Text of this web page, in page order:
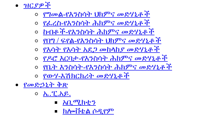
ዝርያዎች
የግመል-የእንስሳት ህክምና መድሃኒቶች
የፈረስ-የእንስሳት ሕክምና መድሃኒቶች
ከብቶች-የእንስሳት ሕክምና መድሃኒቶች
የበግ / ፍየል-የእንስሳት ህክምና መድሃኒቶች
የእሳት የእሳት አደጋ መከላከያ መድሃኒቶች
የዶሮ እርባታ-የእንስሳት ሕክምና መድሃኒቶች
የቤት እንስሳት-የእንስሳት ሕክምና መድሃኒቶች
የውሃ-እሽክርክሪት መድሃኒቶች
የመድኃኒት ቅጽ
ኤ.ፒ.አይ.
አቢሚክቲን
ክሎቭቴል ሶዲየም